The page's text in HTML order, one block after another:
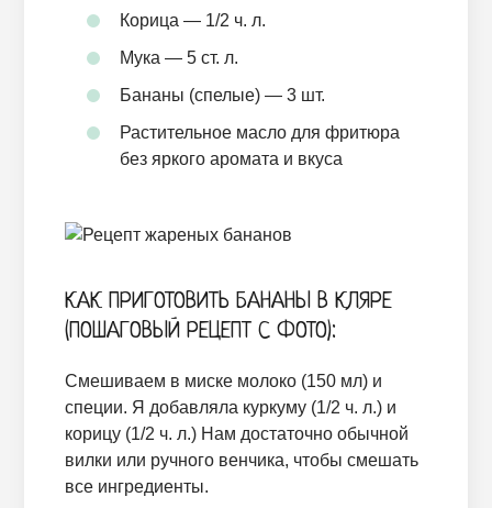
Корица — 1/2 ч. л.
Мука — 5 ст. л.
Бананы (спелые) — 3 шт.
Растительное масло для фритюра
без яркого аромата и вкуса
КАК ПРИГОТОВИТЬ БАНАНЫ В КЛЯРЕ
(ПОШАГОВЫЙ РЕЦЕПТ С ФОТО):
Смешиваем в миске молоко (150 мл) и
специи. Я добавляла куркуму (1/2 ч. л.) и
корицу (1/2 ч. л.) Нам достаточно обычной
вилки или ручного венчика, чтобы смешать
все ингредиенты.